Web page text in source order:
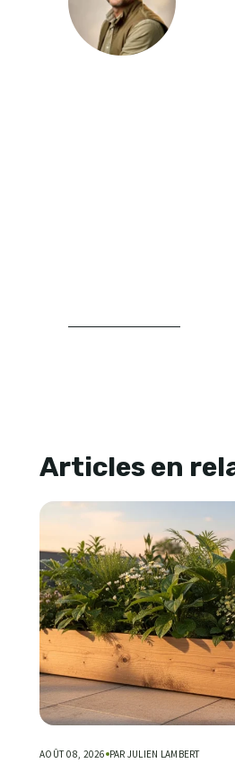
Articles en
AOÛT 08, 2026 PAR JULIEN LAMBERT